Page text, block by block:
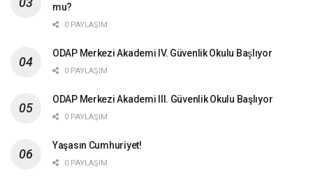
mu?
0 PAYLAŞIM
ODAP Merkezi Akademi IV. Güvenlik Okulu Başlıyor
0 PAYLAŞIM
ODAP Merkezi Akademi lll. Güvenlik Okulu Başlıyor
0 PAYLAŞIM
Yaşasın Cumhuriyet!
0 PAYLAŞIM